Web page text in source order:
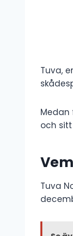
Tuva,
Medan
och
Tuva